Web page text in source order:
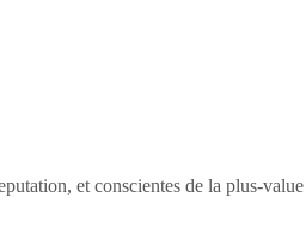
et conscientes de la plus-